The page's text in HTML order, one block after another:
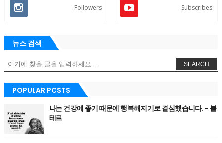
Followers Subscribes
뉴스 검색
SEARCH
POPULAR POSTS
나는 건강에 좋기 때문에 행복해지기로 결심했습니다. - 볼
테르